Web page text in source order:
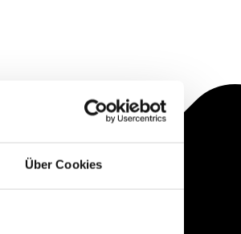
Über Cookies